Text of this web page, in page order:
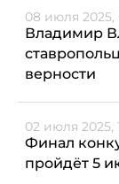
08 июля 2025,
Владимир
верности
02 июля 2025,
Финал
пройдёт 5